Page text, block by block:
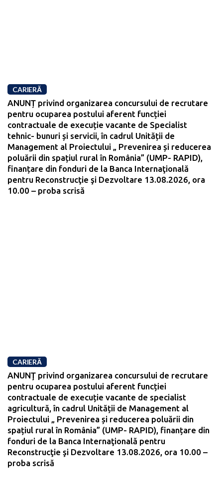
CARIERĂ
ANUNȚ privind organizarea concursului de recrutare
pentru ocuparea postului aferent funcției
contractuale de execuție vacante de Specialist
tehnic- bunuri și servicii, în cadrul Unității de
Management al Proiectului „ Prevenirea și reducerea
poluării din spațiul rural în România” (UMP- RAPID),
finanțare din fonduri de la Banca Internaţională
pentru Reconstrucţie şi Dezvoltare 13.08.2026, ora
10.00 – proba scrisă
CARIERĂ
ANUNŢ privind organizarea concursului de recrutare
pentru ocuparea postului aferent funcției
contractuale de execuție vacante de specialist
agricultură, în cadrul Unității de Management al
Proiectului „ Prevenirea și reducerea poluării din
spațiul rural în România” (UMP- RAPID), finanțare din
fonduri de la Banca Internaţională pentru
Reconstrucţie şi Dezvoltare 13.08.2026, ora 10.00 –
proba scrisă